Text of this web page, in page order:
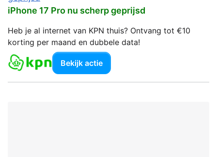
iPhone 17 Pro nu scherp geprijsd
Heb je al internet van KPN thuis? Ontvang tot €10
korting per maand en dubbele data!
Bekijk actie